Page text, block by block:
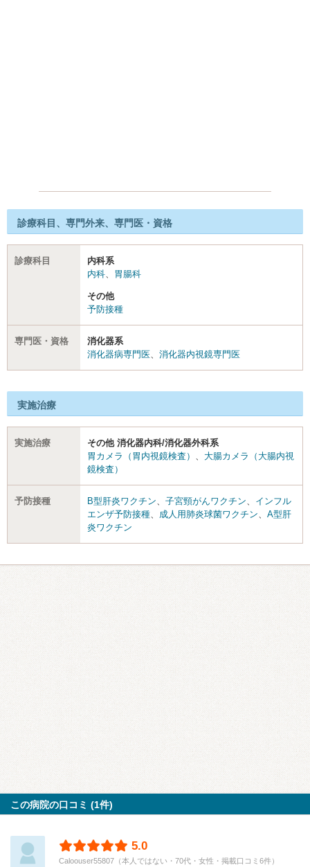
診療科目、専門外来、専門医・資格
診療科目
内科系
内科、 胃腸科
その他
予防接種
専門医・資格
消化器系
消化器病専門医、 消化器内視鏡専門医
実施治療
実施治療
その他 消化器内科/消化器外科系
胃カメラ（胃内視鏡検査） 、 大腸カメラ（大腸内視
鏡検査）
予防接種 B型肝炎ワクチン、 子宮頸がんワクチン、 インフル
エンザ予防接種、 成人用肺炎球菌ワクチン、 A型肝
炎ワクチン
この病院の口コミ (1件)
5.0
Caloouser55807（本人ではない・70代・女性・掲載口コミ6件）